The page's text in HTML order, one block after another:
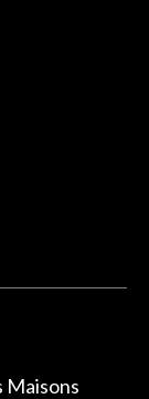
Maisons